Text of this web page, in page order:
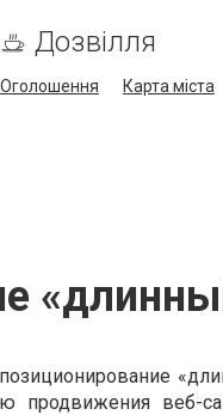
Дозвілля
Оголошення Карта міста
продвижения веб-